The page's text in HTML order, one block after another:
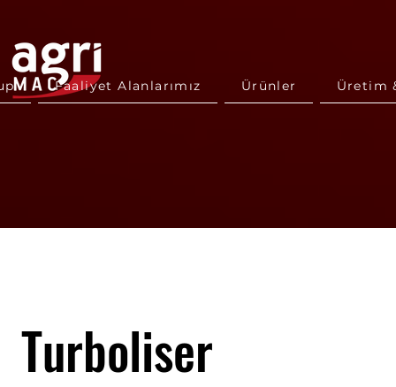
Faaliyet Alanlarımız Ürünler Üretim
Turboliser